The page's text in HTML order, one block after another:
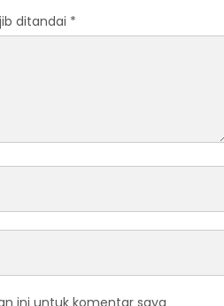
ditandai *
ini untuk komentar saya